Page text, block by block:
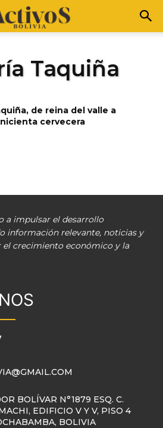
Taquiña
de reina del valle a
cervecera
a impulsar el desarrollo
información relevante, noticias y
el crecimiento económico y la
BOLÍVAR N°1879 ESQ. C.
EDIFICIO V Y V, PISO 4
BOLIVIA